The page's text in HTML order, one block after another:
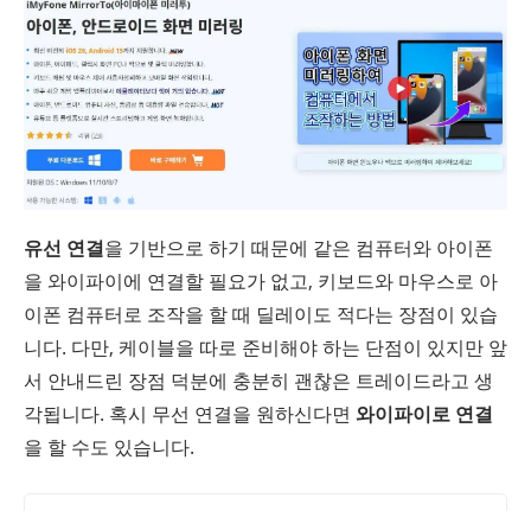
유선 연결을 기반으로 하기 때문에 같은 컴퓨터와 아이폰
을 와이파이에 연결할 필요가 없고, 키보드와 마우스로 아
이폰 컴퓨터로 조작을 할 때 딜레이도 적다는 장점이 있습
니다. 다만, 케이블을 따로 준비해야 하는 단점이 있지만 앞
서 안내드린 장점 덕분에 충분히 괜찮은 트레이드라고 생
각됩니다. 혹시 무선 연결을 원하신다면 와이파이로 연결
을 할 수도 있습니다.